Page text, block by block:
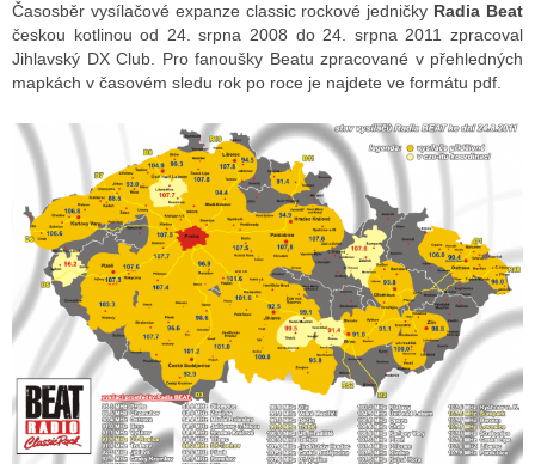
Časosběr vysílačové expanze classic rockové jedničky Radia Beat
českou kotlinou od 24. srpna 2008 do 24. srpna 2011 zpracoval
Jihlavský DX Club. Pro fanoušky Beatu zpracované v přehledných
mapkách v časovém sledu rok po roce je najdete ve formátu pdf.